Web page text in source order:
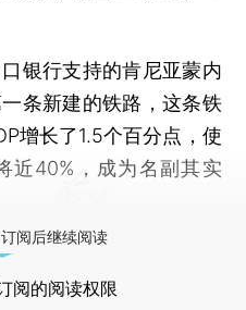
行支持的肯尼亚蒙内
条新建的铁路，这条铁
增长了1.5个百分点，使
近40%，成为名副其实
阅后继续阅读
阅的阅读权限